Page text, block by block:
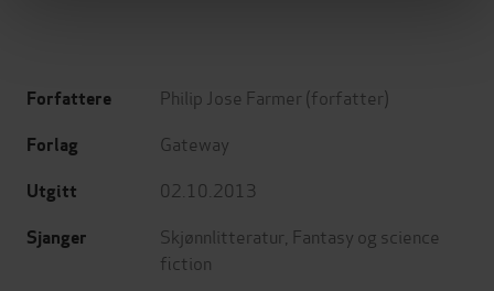
Forfattere Philip Jose Farmer (forfatter)
Forlag Gateway
Utgitt 02.10.2013
Sjanger Skjønnlitteratur Fantasy og science
fiction